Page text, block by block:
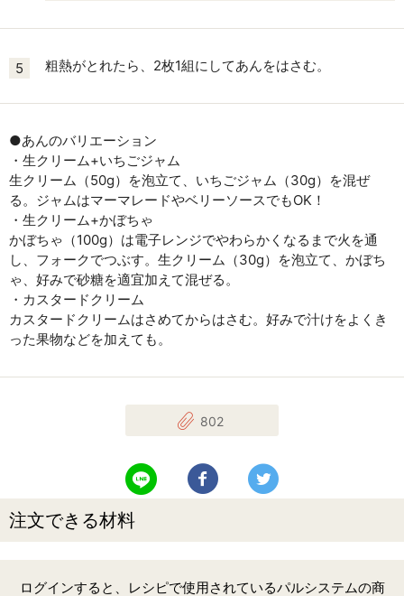
5 粗熱がとれたら、2枚1組にしてあんをはさむ。
●あんのバリエーション
・生クリーム+いちごジャム
生クリーム（50g）を泡立て、いちごジャム（30g）を混ぜ
る。ジャムはマーマレードやベリーソースでもOK！
・生クリーム+かぼちゃ
かぼちゃ（100g）は電子レンジでやわらかくなるまで火を通
し、フォークでつぶす。生クリーム（30g）を泡立て、かぼち
ゃ、好みで砂糖を適宜加えて混ぜる。
・カスタードクリーム
カスタードクリームはさめてからはさむ。好みで汁けをよくき
った果物などを加えても。
802
LINEで送る Facebookでシェアする
注文できる材料
ログインすると、レシピで使用されているパルシステムの商